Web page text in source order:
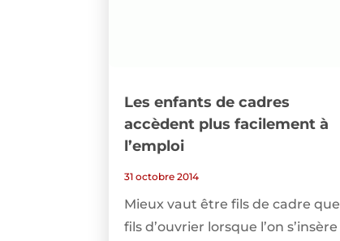
Les enfants de cadres
accèdent plus facilement à
l’emploi
31 octobre 2014
Mieux vaut être fils de cadre que
fils d’ouvrier lorsque l’on s’insère